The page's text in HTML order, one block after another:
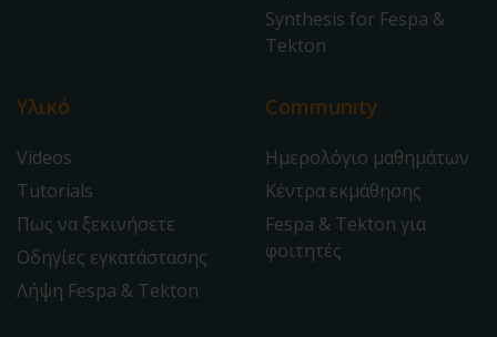
Synthesis for Fespa &
Tekton
Υλικό
Videos
Tutorials
Πως να ξεκινήσετε
Οδηγίες εγκατάστασης
Λήψη Fespa & Tekton
Community
Ημερολόγιο μαθημάτων
Κέντρα εκμάθησης
Fespa & Tekton για
φοιτητές